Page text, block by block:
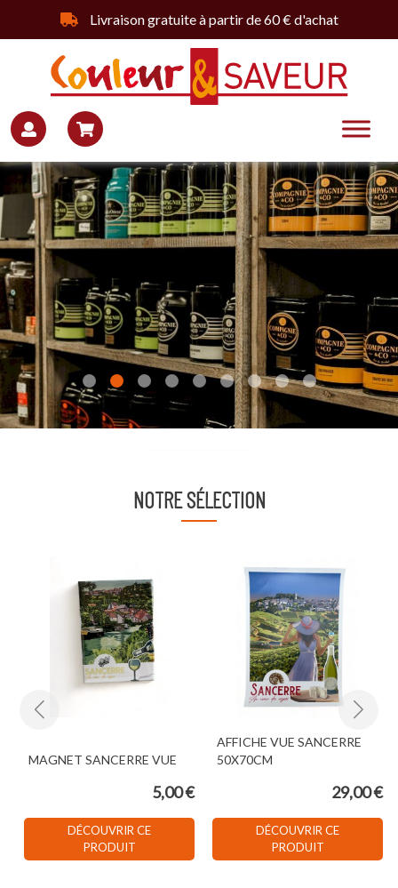
Livraison gratuite à partir de 60 € d'achat
NOTRE SÉLECTION
MAGNET SANCERRE VUE
5,00 €
DÉCOUVRIR CE
PRODUIT
AFFICHE VUE SANCERRE
50X70CM
29,00 €
DÉCOUVRIR CE
PRODUIT